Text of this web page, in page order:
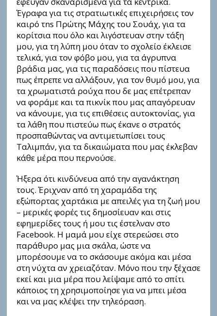
Έγραφα για τις στρατιωτικές επιχειρήσεις τον
καιρό τns Πρώτης Mάχης του Σουάχ, για τα
κορίτσια που όλο και λιγόστευαν στην τάξη
μου, για τη λύπη μου όταν το σχολείο έκλεισε
τελικά, για τον φόβο μου, για τα άγρυπνα
βράδια μας, για τις παραδόσεις που πίστευα
πως έπρεπε να αλλάξουν, για τον θυμό μου, για
τα χρωματιστά ρούχα που δε μας επέτρεπαν
να φοράμε και τα πικνίκ που μας απαγόρευαν
να κάνουμε, για τις επιθέσεις αυτοκτονίας, για
τα λάθη που πιστεύω πως έκανε ο στρατός
προσπαθώντας να αντιμετωπίσει τους
Ταλιμπάν, για τα δικαιώματα που μας έκλεβαν
κάθε μέρα που περνούσε.
Ήξερα ότι κινδύνευα από την αγανάκτηση
τους. Έριχναν από τη χαραμάδα της
εξώπορτας χαρτάκια με απειλές για τη ζωή μου
– μερικές φορές τις δημοσίευαν και στις
εφημερίδες τoυς ή μου τις έστελναν στο
Facebook. Η μαμά μου είχε στερεώσει στο
παράθυρο μας μια σκάλα, ώστε να
μπορέσουμε να το σκάσουμε ακόμα και μέσα
στη νύχτα αν χρειαζόταν. Μόνο που την ξέχασε
εκεί και μια μέρα που λείψαμε από το σπίτι
κάποιος τη χρησιμοποίησε για να μπει μέσα
και να μας κλέψει την τηλεόραση.